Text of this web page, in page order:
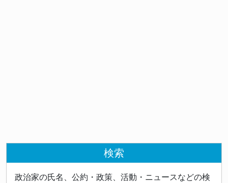
検索
政治家の氏名、公約・政策、活動・ニュースなどの検